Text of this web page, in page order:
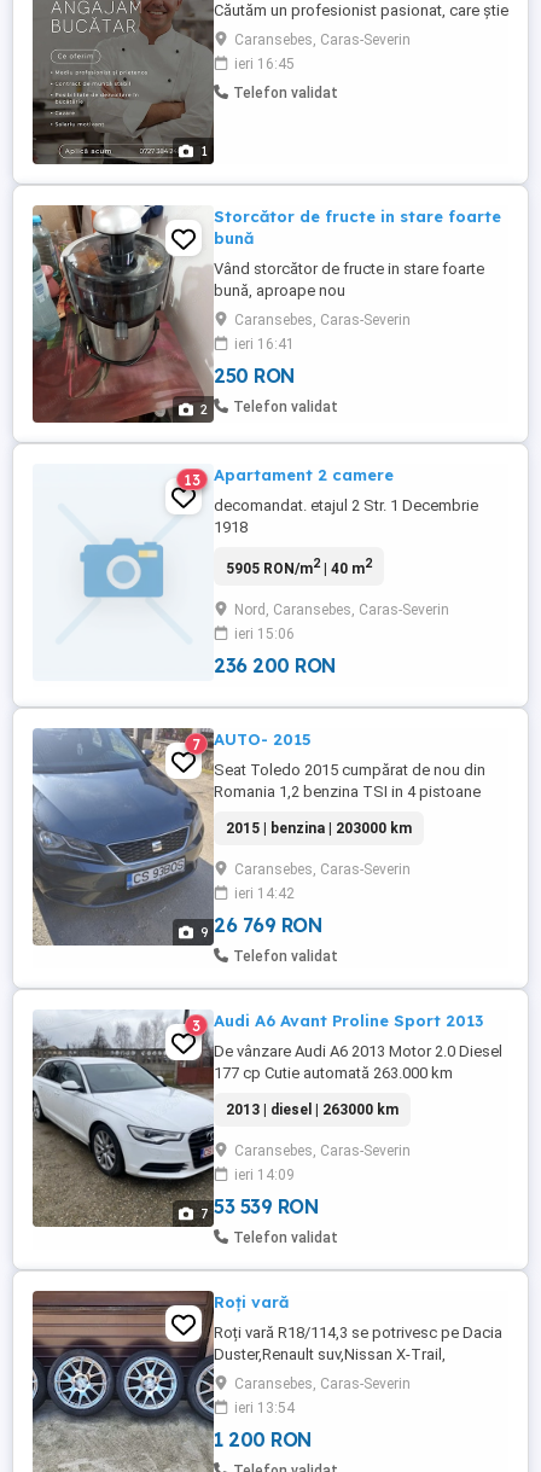
1
Căutăm un profesionist pasionat, care știe
că o bucătărie bună nu înseamnă doar
rețete, ci organizare, gust și atenție la
detalii. Dacă ai experiență în coordonarea
unei bucătării, știi să lucrezi eficient sub
Caransebes, Caras-Severin
ieri 16:45
Telefon validat
2
Storcător de fructe in stare foarte
bună
Vând storcător de fructe in stare foarte
bună, aproape nou
Caransebes, Caras-Severin
ieri 16:41
250 RON
Telefon validat
13 Apartament 2 camere
decomandat. etajul 2 Str. 1 Decembrie
1918
5905 RON/m2| 40 m2
Nord, Caransebes, Caras-Severin
ieri 15:06
236 200 RON
9
7 AUTO- 2015
Seat Toledo 2015 cumpărat de nou din
Romania 1,2 benzina TSI in 4 pistoane
2022 cu pompa de apa in valoare de 2500
Ron ABS,ASR ESP geamuri electrice
oglinzi electrice aer condiționat manual
km 20300 reali cu Carte Service in
creștere.Este valabil pentru vânzare ...
2015 | benzina | 203000 km
Caransebes, Caras-Severin
ieri 14:42
26 769 RON
Telefon validat
7
3 Audi A6 Avant Proline Sport 2013
De vânzare Audi A6 2013 Motor 2.0 Diesel
177 cp Cutie automată 263.000 km
2013 | diesel | 263000 km
Caransebes, Caras-Severin
ieri 14:09
53 539 RON
Telefon validat
Roți vară
Roți vară R18/114,3 se potrivesc pe Dacia
Duster,Renault suv,Nissan X-Trail,
Qashqai, jante fără lovituri sau
suduri,recent aduse din Germania. Preț
1200 lei, pt mai multe detalii sunați la tel.nr
0721245600
Caransebes, Caras-Severin
ieri 13:54
1 200 RON